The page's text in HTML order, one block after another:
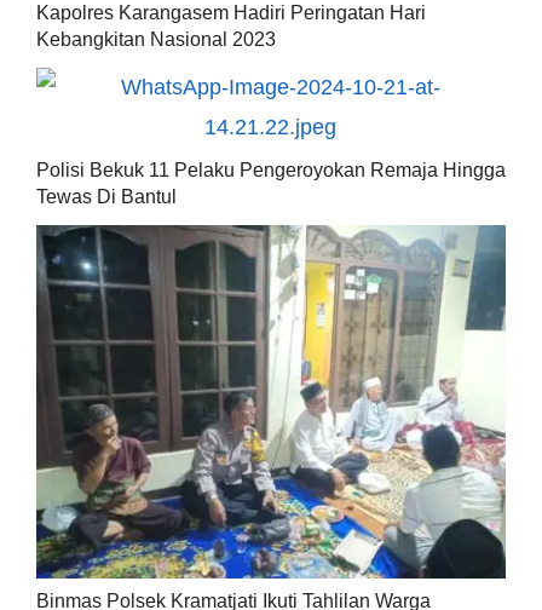
Kapolres Karangasem Hadiri Peringatan Hari
Kebangkitan Nasional 2023
Polisi Bekuk 11 Pelaku Pengeroyokan Remaja Hingga
Tewas Di Bantul
Binmas Polsek Kramatjati Ikuti Tahlilan Warga